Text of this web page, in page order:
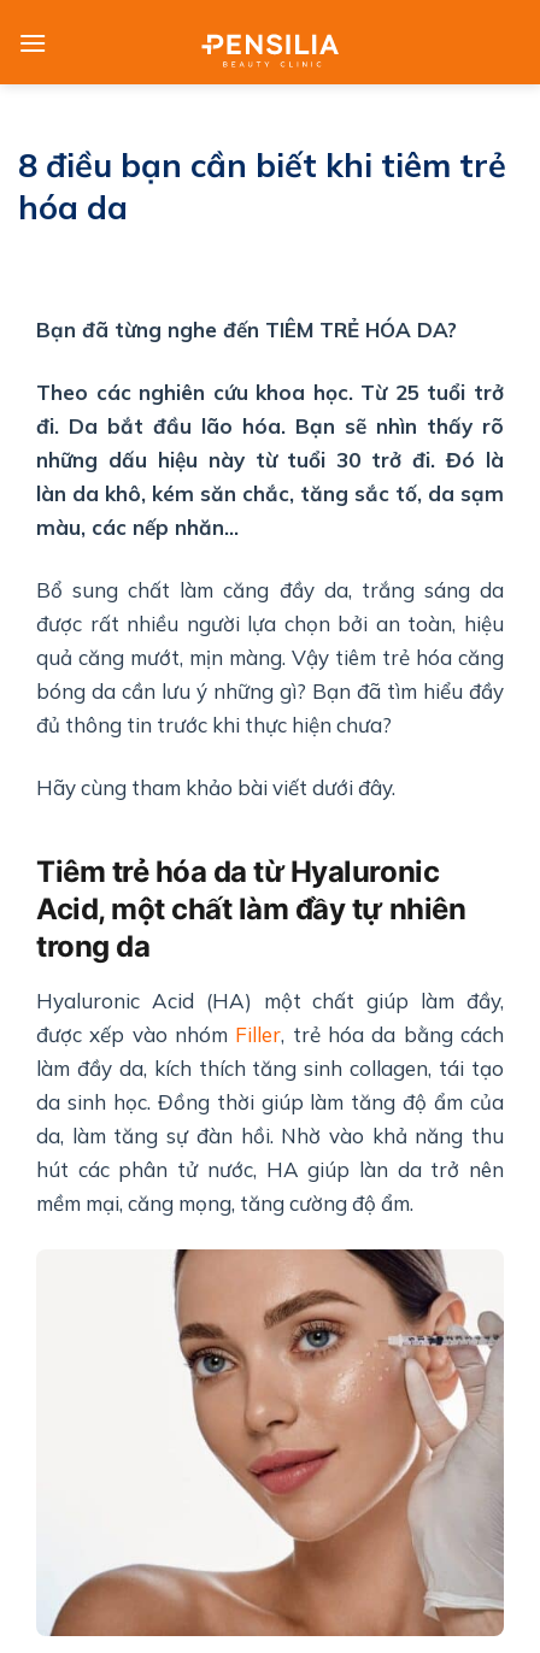
8 điều bạn cần biết khi tiêm trẻ
hóa da
Bạn đã từng nghe đến TIÊM TRẺ HÓA DA?
Theo các nghiên cứu khoa học. Từ 25 tuổi trở
đi. Da bắt đầu lão hóa. Bạn sẽ nhìn thấy rõ
những dấu hiệu này từ tuổi 30 trở đi. Đó là
làn da khô, kém săn chắc, tăng sắc tố, da sạm
màu, các nếp nhăn…
Bổ sung chất làm căng đầy da, trắng sáng da
được rất nhiều người lựa chọn bởi an toàn, hiệu
quả căng mướt, mịn màng. Vậy tiêm trẻ hóa căng
bóng da cần lưu ý những gì? Bạn đã tìm hiểu đầy
đủ thông tin trước khi thực hiện chưa?
Hãy cùng tham khảo bài viết dưới đây.
Tiêm trẻ hóa da từ Hyaluronic
Acid, một chất làm đầy tự nhiên
trong da
Hyaluronic Acid (HA) một chất giúp làm đầy,
được xếp vào nhóm Filler, trẻ hóa da bằng cách
làm đầy da, kích thích tăng sinh collagen, tái tạo
da sinh học. Đồng thời giúp làm tăng độ ẩm của
da, làm tăng sự đàn hồi. Nhờ vào khả năng thu
hút các phân tử nước, HA giúp làn da trở nên
mềm mại, căng mọng, tăng cường độ ẩm.